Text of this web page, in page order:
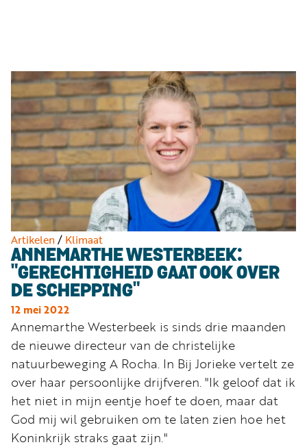
Artikelen/ Klimaat
ANNEMARTHE WESTERBEEK:
"GERECHTIGHEID GAAT OOK OVER
DE SCHEPPING"
12 mei 2022
Annemarthe Westerbeek is sinds drie maanden
de nieuwe directeur van de christelijke
natuurbeweging A Rocha. In Bij Jorieke vertelt ze
over haar persoonlijke drijfveren. "Ik geloof dat ik
het niet in mijn eentje hoef te doen, maar dat
God mij wil gebruiken om te laten zien hoe het
Koninkrijk straks gaat zijn."
Podcasts
Muziek
Artikelen
Kanalen
Steun
onze
missie
Info
Word
nu
vriend
Businessclub
Adverteren
Winkel